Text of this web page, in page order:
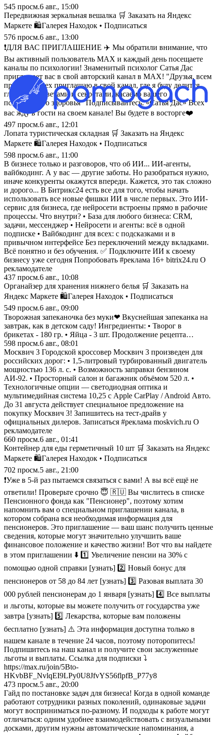
545 просм.6 авг., 15:00
Передвижная зеркальная вешалка 🛒 Заказать на Яндекс
Маркете 🛍️Галерея Находок • Подписаться
576 просм.6 авг., 13:00
❗️ДЛЯ ВАС ПРИГЛАШЕНИЕ ✈️ Мы обратили внимание, что
Вы активный пользователь MAX и каждый день посещаете
каналы по психологии! Знаменитый психолог Сатья Дас
приглашает вас в свой авторский канал в MAX! "Друзья, всем
привет. Я всех приглашаю в свой канал, где я буду делится
главными советами и секретами, касаемо вашего
психического здоровья" Подписывайтесь: «Сатья Дас» Всех
вас жду в гости на своем канале! Вы будете в восторге❤️
497 просм.6 авг., 12:01
Лопата туристическая складная 🛒 Заказать на Яндекс
Маркете 🛍️Галерея Находок • Подписаться
598 просм.6 авг., 11:00
В бизнесе только и разговоров, что об ИИ... ИИ-агенты,
вайбкодинг. А у вас — другие заботы. Но разобраться нужно,
иначе конкуренты окажутся впереди. Кажется, это так сложно
и дорого... В Битрикс24 есть все для того, чтобы начать
использовать все новые фишки ИИ в числе первых. Это ИИ-
сервис для бизнеса, где нейросети встроены прямо в рабочие
процессы. Что внутри? • База для любого бизнеса: CRM,
задачи, мессенджер • Нейросети и агенты: всё в одной
подписке • Вайбкодинг для всех: с подсказками и в
привычном интерфейсе Без переключений между вкладками.
Всё понятно и без обучения. ✅ Подключите ИИ к своему
бизнесу уже сегодня Попробовать #реклама 16+ bitrix24.ru О
рекламодателе
437 просм.6 авг., 10:08
Органайзер для хранения нижнего белья 🛒 Заказать на
Яндекс Маркете 🛍️Галерея Находок • Подписаться
549 просм.6 авг., 09:00
Творожная запеканочка без муки❤ Вкуснейшая запеканка на
завтрак, как в детском саду! Ингредиенты: • Творог в
брикетах - 180 гр. • Яйца - 3 шт. Продолжение рецепта…
598 просм.6 авг., 08:01
Москвич 3 Городской кроссовер Москвич 3 произведен для
российских дорог: • 1,5-литровый турбированный двигатель
мощностью 136 л. с. • Возможность заправки бензином
АИ-92. • Просторный салон и багажник объёмом 520 л. •
Технологичные опции — светодиодная оптика и
мультимедийная система 10,25 с Apple CarPlay / Android Авто.
До 31 августа действует специальное предложение на
покупку Москвич 3! Запишитесь на тест-драйв у
официальных дилеров. Записаться #реклама moskvich.ru О
рекламодателе
660 просм.6 авг., 01:41
Контейнер для еды герметичный 10 шт 🛒 Заказать на Яндекс
Маркете 🛍️Галерея Находок • Подписаться
702 просм.5 авг., 21:00
❗️Уже в 5-й раз пытаемся связаться с вами! А вы всё ещё не
ответили! Проверьте срочно 😇 🇷🇺 Вы числитесь в списке
Пенсионного фонда как "Пенсионер", поэтому хотим
напомнить вам о специальном приглашении канала, в
котором собрана вся необходимая информация для
пенсионеров. Это приглашение — ваш шанс получить ценные
сведения, которые могут значительно улучшить ваше
финансовое положение и качество жизни! Вот что вы найдете
в этом приглашении ⬇️ 1️⃣ Увеличение пенсии на 30% с
помощью одной справки [узнать] 2️⃣ Новый бонус для
пенсионеров от 58 до 84 лет [узнать] 3️⃣ Разовая выплата 30
000 рублей пенсионерам до 1 января [узнать] 4️⃣ Все выплаты
и льготы, которые вы можете получить от государства уже
завтра [узнать] 5️⃣ Лекарства, которые вам положены
бесплатно [узнать] ⚠️ Эта информация доступна только в
нашем канале в течение 24 часов, поэтому поторопитесь!
Подпишитесь на наш канал и получите свои заслуженные
льготы и выплаты. Ссылка для подписки ⤵️
https://max.ru/join/5Bto-
HKvbBF_NvlqEI9LPy0U8JfvYS56flpfB_P77y8
473 просм.5 авг., 20:00
Гайд по постановке задач для бизнеса! Когда в одной команде
работают сотрудники разных поколений, одинаковые задачи
могут восприниматься по-разному. И подходы к работе могут
отличаться: одним удобнее взаимодействовать с визуальными
досками, другим нужны автоматические напоминания, а